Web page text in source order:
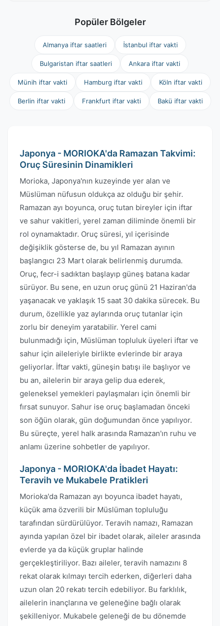
Popüler Bölgeler
Almanya iftar saatleri İstanbul iftar vakti
Bulgaristan iftar saatleri Ankara iftar vakti
Münih iftar vakti Hamburg iftar vakti Köln iftar vakti
Berlin iftar vakti Frankfurt iftar vakti Bakü iftar vakti
Japonya - MORIOKA'da Ramazan Takvimi:
Oruç Süresinin Dinamikleri
Morioka, Japonya'nın kuzeyinde yer alan ve
Müslüman nüfusun oldukça az olduğu bir şehir.
Ramazan ayı boyunca, oruç tutan bireyler için iftar
ve sahur vakitleri, yerel zaman diliminde önemli bir
rol oynamaktadır. Oruç süresi, yıl içerisinde
değişiklik gösterse de, bu yıl Ramazan ayının
başlangıcı 23 Mart olarak belirlenmiş durumda.
Oruç, fecr-i sadıktan başlayıp güneş batana kadar
sürüyor. Bu sene, en uzun oruç günü 21 Haziran'da
yaşanacak ve yaklaşık 15 saat 30 dakika sürecek. Bu
durum, özellikle yaz aylarında oruç tutanlar için
zorlu bir deneyim yaratabilir. Yerel cami
bulunmadığı için, Müslüman topluluk üyeleri iftar ve
sahur için aileleriyle birlikte evlerinde bir araya
geliyorlar. İftar vakti, güneşin batışı ile başlıyor ve
bu an, ailelerin bir araya gelip dua ederek,
geleneksel yemekleri paylaşmaları için önemli bir
fırsat sunuyor. Sahur ise oruç başlamadan önceki
son öğün olarak, gün doğumundan önce yapılıyor.
Bu süreçte, yerel halk arasında Ramazan'ın ruhu ve
anlamı üzerine sohbetler de yapılıyor.
Japonya - MORIOKA'da İbadet Hayatı:
Teravih ve Mukabele Pratikleri
Morioka'da Ramazan ayı boyunca ibadet hayatı,
küçük ama özverili bir Müslüman topluluğu
tarafından sürdürülüyor. Teravih namazı, Ramazan
ayında yapılan özel bir ibadet olarak, aileler arasında
evlerde ya da küçük gruplar halinde
gerçekleştiriliyor. Bazı aileler, teravih namazını 8
rekat olarak kılmayı tercih ederken, diğerleri daha
uzun olan 20 rekatı tercih edebiliyor. Bu farklılık,
ailelerin inançlarına ve geleneğine bağlı olarak
şekilleniyor. Mukabele geleneği de bu dönemde